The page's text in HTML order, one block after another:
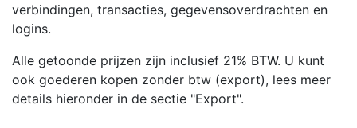
verbindingen, transacties, gegevensoverdrachten en
logins.
Alle getoonde prijzen zijn inclusief 21% BTW. U kunt
ook goederen kopen zonder btw (export), lees meer
details hieronder in de sectie "Export".